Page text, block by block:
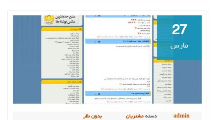
27
مارس
admin دسته مشتریان بدون نظر